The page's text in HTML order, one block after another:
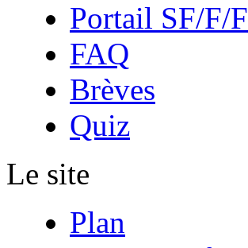
Portail SF/F/F
FAQ
Brèves
Quiz
Le site
Plan